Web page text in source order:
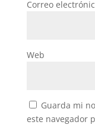
Correo
Web
Guarda mi
este navegador